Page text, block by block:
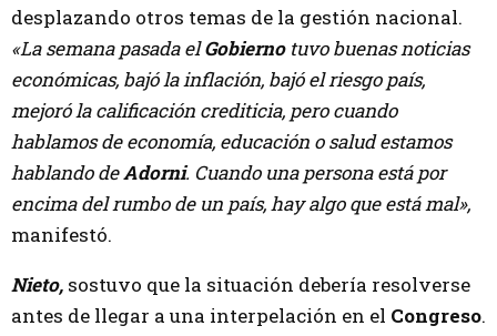
desplazando otros temas de la gestión nacional.
«La semana pasada elGobierno tuvo buenas noticias
económicas, bajó la inflación, bajó el riesgo país,
mejoró la calificación crediticia, pero cuando
hablamos de economía, educación o salud estamos
hablando deAdorni. Cuando una persona está por
encima del rumbo de un país, hay algo que está mal»,
manifestó.
Nieto, sostuvo que la situación debería resolverse
antes de llegar a una interpelación en el Congreso.